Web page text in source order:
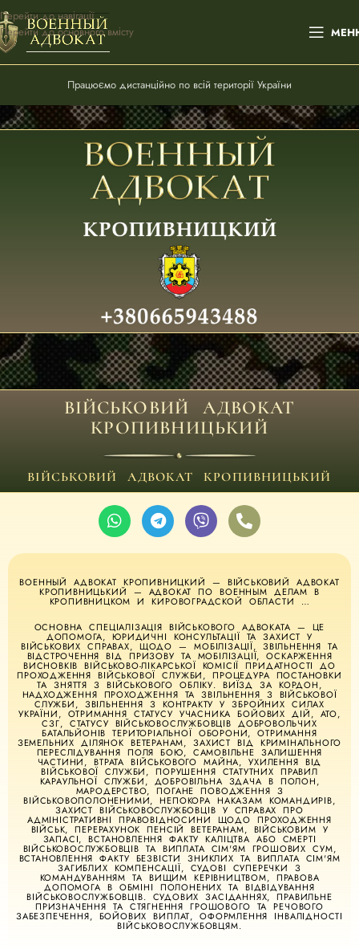
Перейти до навігації
Перейти до основного вмісту
Працюємо дистанційно по всій території України
ВІЙСЬКОВИЙ АДВОКАТ
КРОПИВНИЦЬКИЙ
ВІЙСЬКОВИЙ АДВОКАТ КРОПИВНИЦЬКИЙ
ВОЕННЫЙ АДВОКАТ КРОПИВНИЦКИЙ — ВІЙСЬКОВИЙ АДВОКАТ
КРОПИВНИЦЬКИЙ — АДВОКАТ ПО ВОЕННЫМ ДЕЛАМ В
КРОПИВНИЦКОМ И КИРОВОГРАДСКОЙ ОБЛАСТИ …
ОСНОВНА СПЕЦІАЛІЗАЦІЯ ВІЙСЬКОВОГО АДВОКАТА — ЦЕ
ДОПОМОГА, ЮРИДИЧНІ КОНСУЛЬТАЦІЇ ТА ЗАХИСТ У
ВІЙСЬКОВИХ СПРАВАХ, ЩОДО — МОБІЛІЗАЦІЇ, ЗВІЛЬНЕННЯ ТА
ВІДСТРОЧЕННЯ ВІД ПРИЗОВУ ТА МОБІЛІЗАЦІЇ, ОСКАРЖЕННЯ
ВИСНОВКІВ ВІЙСЬКОВО-ЛІКАРСЬКОЇ КОМІСІЇ ПРИДАТНОСТІ ДО
ПРОХОДЖЕННЯ ВІЙСЬКОВОЇ СЛУЖБИ, ПРОЦЕДУРА ПОСТАНОВКИ
ТА ЗНЯТТЯ З ВІЙСЬКОВОГО ОБЛІКУ. ВИЇЗД ЗА КОРДОН,
НАДХОДЖЕННЯ ПРОХОДЖЕННЯ ТА ЗВІЛЬНЕННЯ З ВІЙСЬКОВОЇ
СЛУЖБИ, ЗВІЛЬНЕННЯ З КОНТРАКТУ У ЗБРОЙНИХ СИЛАХ
УКРАЇНИ, ОТРИМАННЯ СТАТУСУ УЧАСНИКА БОЙОВИХ ДІЙ, АТО,
СЗГ, СТАТУСУ ВІЙСЬКОВОСЛУЖБОВЦІВ ДОБРОВОЛЬЧИХ
БАТАЛЬЙОНІВ ТЕРИТОРІАЛЬНОЇ ОБОРОНИ, ОТРИМАННЯ
ЗЕМЕЛЬНИХ ДІЛЯНОК ВЕТЕРАНАМ, ЗАХИСТ ВІД КРИМІНАЛЬНОГО
ПЕРЕСЛІДУВАННЯ ПОЛЯ БОЮ, САМОВІЛЬНЕ ЗАЛИШЕННЯ
ЧАСТИНИ, ВТРАТА ВІЙСЬКОВОГО МАЙНА, УХИЛЕННЯ ВІД
ВІЙСЬКОВОЇ СЛУЖБИ, ПОРУШЕННЯ СТАТУТНИХ ПРАВИЛ
КАРАУЛЬНОЇ СЛУЖБИ, ДОБРОВІЛЬНА ЗДАЧА В ПОЛОН,
МАРОДЕРСТВО, ПОГАНЕ ПОВОДЖЕННЯ З
ВІЙСЬКОВОПОЛОНЕНИМИ, НЕПОКОРА НАКАЗАМ КОМАНДИРІВ,
ЗАХИСТ ВІЙСЬКОВОСЛУЖБОВЦІВ У СПРАВАХ ПРО
АДМІНІСТРАТИВНІ ПРАВОВІДНОСИНИ ЩОДО ПРОХОДЖЕННЯ
ВІЙСЬК, ПЕРЕРАХУНОК ПЕНСІЙ ВЕТЕРАНАМ, ВІЙСЬКОВИМ У
ЗАПАСІ, ВСТАНОВЛЕННЯ ФАКТУ КАЛІЦТВА АБО СМЕРТІ
ВІЙСЬКОВОСЛУЖБОВЦІВ ТА ВИПЛАТА СІМ'ЯМ ГРОШОВИХ СУМ,
ВСТАНОВЛЕННЯ ФАКТУ БЕЗВІСТИ ЗНИКЛИХ ТА ВИПЛАТА СІМ'ЯМ
ЗАГИБЛИХ КОМПЕНСАЦІЇ, СУДОВІ СУПЕРЕЧКИ З
КОМАНДУВАННЯМ ТА ВИЩИМ КЕРІВНИЦТВОМ, ПРАВОВА
ДОПОМОГА В ОБМІНІ ПОЛОНЕНИХ ТА ВІДВІДУВАННЯ
ВІЙСЬКОВОСЛУЖБОВЦІВ. СУДОВИХ ЗАСІДАННЯХ, ПРАВИЛЬНЕ
ПРИЗНАЧЕННЯ ТА СТЯГНЕННЯ ГРОШОВОГО ТА РЕЧОВОГО
ЗАБЕЗПЕЧЕННЯ, БОЙОВИХ ВИПЛАТ, ОФОРМЛЕННЯ ІНВАЛІДНОСТІ
ВІЙСЬКОВОСЛУЖБОВЦЯМ.